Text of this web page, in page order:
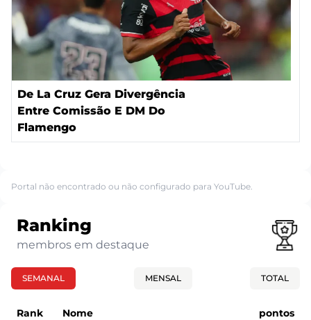
De La Cruz Gera Divergência
Entre Comissão E DM Do
Flamengo
Portal não encontrado ou não configurado para YouTube.
Ranking
membros em destaque
SEMANAL MENSAL TOTAL
Rank Nome pontos